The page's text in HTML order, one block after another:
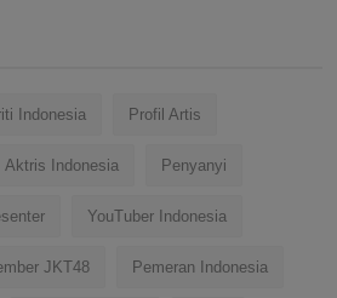
Indonesia Profil Artis
Aktris Indonesia Penyanyi
YouTuber Indonesia
JKT48 Pemeran Indonesia